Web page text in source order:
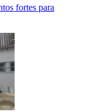
fortes para